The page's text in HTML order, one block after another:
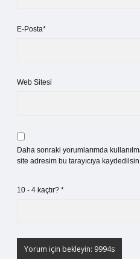
E-Posta*
Web Sitesi
Daha sonraki yorumlarımda
site adresim bu tarayıcıya
10 - 4 kaçtır? *